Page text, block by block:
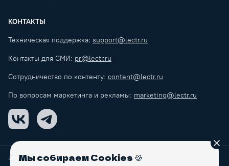
КОНТАКТЫ
Техническая поддержка: support@lectr.ru
Контакты для СМИ: pr@lectr.ru
Сотрудничество по контенту: content@lectr.ru
По вопросам маркетинга и рекламы: marketing@lectr.ru
VK Telegram
© Lectr2026
Мы собираем Cookies 🍪